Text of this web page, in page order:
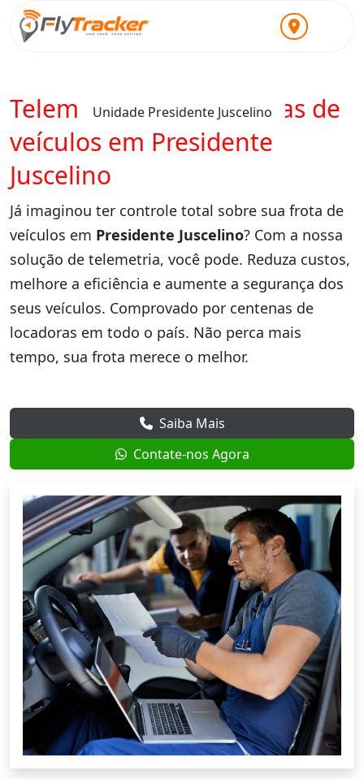
Unidade Presidente Juscelino
Telemetria para locadoras de
veículos em Presidente
Juscelino
Já imaginou ter controle total sobre sua frota de
veículos em Presidente Juscelino? Com a nossa
solução de telemetria, você pode. Reduza custos,
melhore a eficiência e aumente a segurança dos
seus veículos. Comprovado por centenas de
locadoras em todo o país. Não perca mais
tempo, sua frota merece o melhor.
Saiba Mais
Contate-nos Agora